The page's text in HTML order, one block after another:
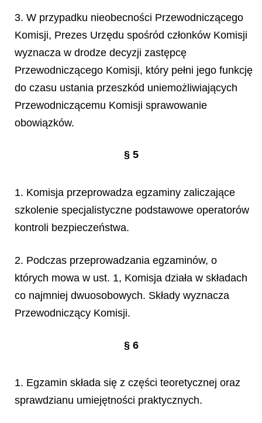
3. W przypadku nieobecności Przewodniczącego
Komisji, Prezes Urzędu spośród członków Komisji
wyznacza w drodze decyzji zastępcę
Przewodniczącego Komisji, który pełni jego funkcję
do czasu ustania przeszkód uniemożliwiających
Przewodniczącemu Komisji sprawowanie
obowiązków.
§ 5
1. Komisja przeprowadza egzaminy zaliczające
szkolenie specjalistyczne podstawowe operatorów
kontroli bezpieczeństwa.
2. Podczas przeprowadzania egzaminów, o
których mowa w ust. 1, Komisja działa w składach
co najmniej dwuosobowych. Składy wyznacza
Przewodniczący Komisji.
§ 6
1. Egzamin składa się z części teoretycznej oraz
sprawdzianu umiejętności praktycznych.